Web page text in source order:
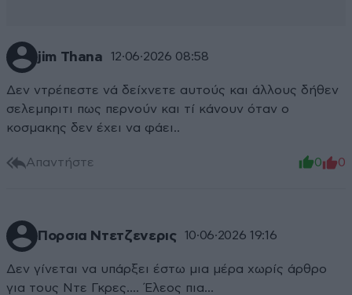
jim Thana 12·06·2026 08:58
Δεν ντρέπεστε νά δείχνετε αυτούς και άλλους δήθεν
σελεμπριτι πως περνούν και τί κάνουν όταν ο
κοσμακης δεν έχει να φάει..
Απαντήστε 0 0
Πορσια Ντετζενερις 10·06·2026 19:16
Δεν γίνεται να υπάρξει έστω μια μέρα χωρίς άρθρο
για τους Ντε Γκρες.... Έλεος πια...